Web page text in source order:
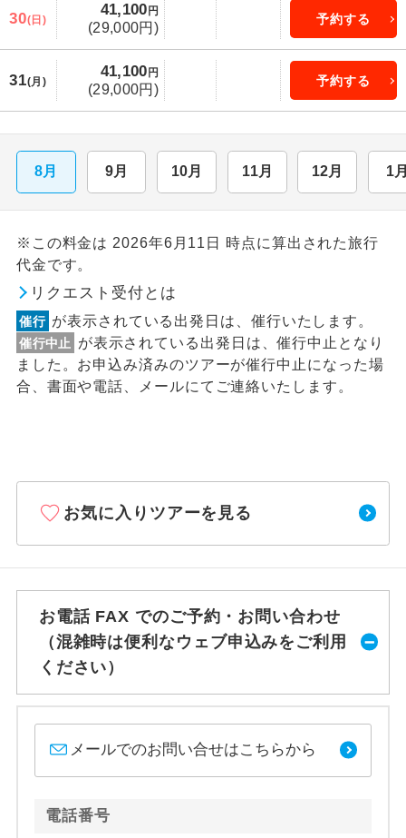
30(日)
41,100 円
(29,000円)
予約する
31(月)
41,100 円
(29,000円)
予約する
8月 9月 10月 11月 12月 1
※この料金は 2026年6月11日 時点に算出された旅行
代金です。
リクエスト受付とは
催行 が表示されている出発日は、催行いたします。
催行中止
が表示されている出発日は、催行中止となり
ました。お申込み済みのツアーが催行中止になった場
合、書面や電話、メールにてご連絡いたします。
お気に入りツアーを見る
お電話 FAX でのご予約・お問い合わせ
（混雑時は便利なウェブ申込みをご利用
ください）
メールでのお問い合せはこちらから
電話番号